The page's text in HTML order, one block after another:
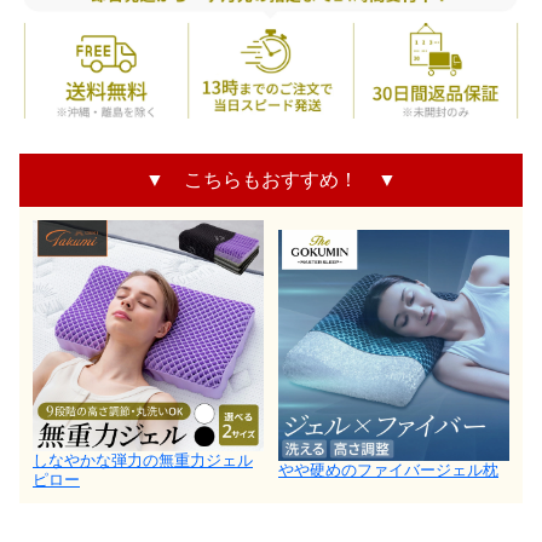
▼ こちらもおすすめ！ ▼
しなやかな弾力の無重力ジェル
ピロー
やや硬めのファイバージェル枕